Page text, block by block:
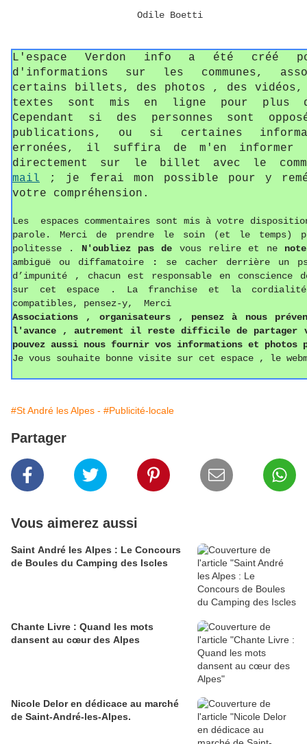
Odile Boetti
L'espace Verdon info a été créé
d'informations sur les communes,
certains billets, des photos , des vidéos,
textes sont mis en ligne pour plus
Cependant si des personnes sont
publications, ou si certaines
erronées, il suffira de m'en
directement sur le billet avec le
mail ; je ferai mon possible pour y
votre compréhension.
Les espaces commentaires sont mis à votre
parole. Merci de prendre le soin (et le temps)
politesse
. N'oubliez pas de vous relire et ne
ambiguë ou diffamatoire
:
se cacher derrière un
d’impunité , chacun est responsable en
sur cet espace . La franchise et la
compatibles, pensez-y, Merci
Associations , organisateurs , pensez à nous
l'avance , autrement il reste difficile de
pouvez aussi nous fournir vos informations et photos
Je vous souhaite bonne visite sur cet espace , le
#St André les Alpes - #Publicité-locale
Partager
Vous aimerez aussi
Saint André les Alpes : Le Concours
de Boules du Camping des Iscles
Chante Livre : Quand les mots
dansent au cœur des Alpes
Nicole Delor en dédicace au marché
de Saint-André-les-Alpes.